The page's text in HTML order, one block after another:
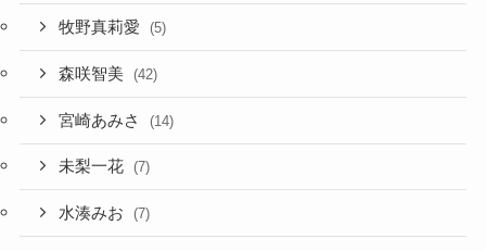
牧野真莉愛 (5)
森咲智美 (42)
宮崎あみさ (14)
未梨一花 (7)
水湊みお (7)